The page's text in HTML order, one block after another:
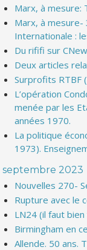
Marx, à mesure:
Marx, à
Internationale :
Du rififi sur
Deux articles
Surprofits RTBF
L’opération
menée par les
années 1970.
La politique
1973).
septembre 2023
Nouvelles 270-
Rupture avec le
LN24 (il faut
Birmingham en
Allende. 50 ans.